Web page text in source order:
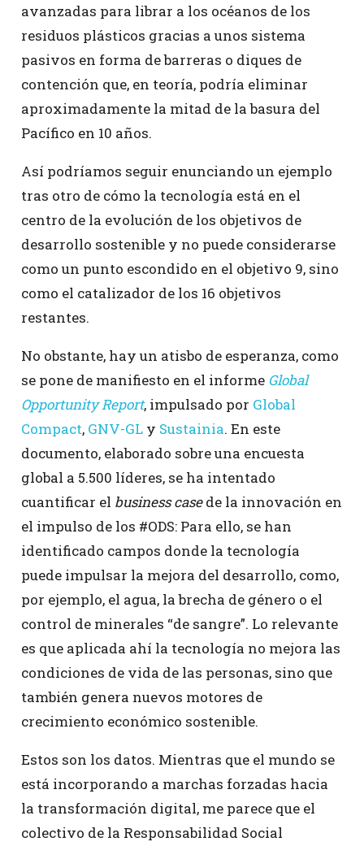
avanzadas para librar a los océanos de los
residuos plásticos gracias a unos sistema
pasivos en forma de barreras o diques de
contención que, en teoría, podría eliminar
aproximadamente la mitad de la basura del
Pacífico en 10 años.
Así podríamos seguir enunciando un ejemplo
tras otro de cómo la tecnología está en el
centro de la evolución de los objetivos de
desarrollo sostenible y no puede considerarse
como un punto escondido en el objetivo 9, sino
como el catalizador de los 16 objetivos
restantes.
No obstante, hay un atisbo de esperanza, como
se pone de manifiesto en el informe Global
Opportunity Report, impulsado por Global
Compact, GNV-GL y Sustainia. En este
documento, elaborado sobre una encuesta
global a 5.500 líderes, se ha intentado
cuantificar el business casede la innovación en
el impulso de los #ODS: Para ello, se han
identificado campos donde la tecnología
puede impulsar la mejora del desarrollo, como,
por ejemplo, el agua, la brecha de género o el
control de minerales “de sangre”. Lo relevante
es que aplicada ahí la tecnología no mejora las
condiciones de vida de las personas, sino que
también genera nuevos motores de
crecimiento económico sostenible.
Estos son los datos. Mientras que el mundo se
está incorporando a marchas forzadas hacia
la transformación digital, me parece que el
colectivo de la Responsabilidad Social